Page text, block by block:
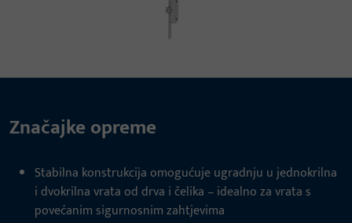
Značajke opreme
Stabilna konstrukcija omogućuje ugradnju u jednokrilna
i dvokrilna vrata od drva i čelika – idealno za vrata s
povećanim sigurnosnim zahtjevima